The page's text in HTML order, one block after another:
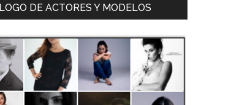
DE ACTORES Y MODELOS